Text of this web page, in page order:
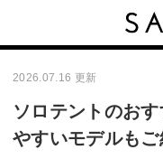
2026.07.16 更新
ソロテントのお
やすいモデルもご